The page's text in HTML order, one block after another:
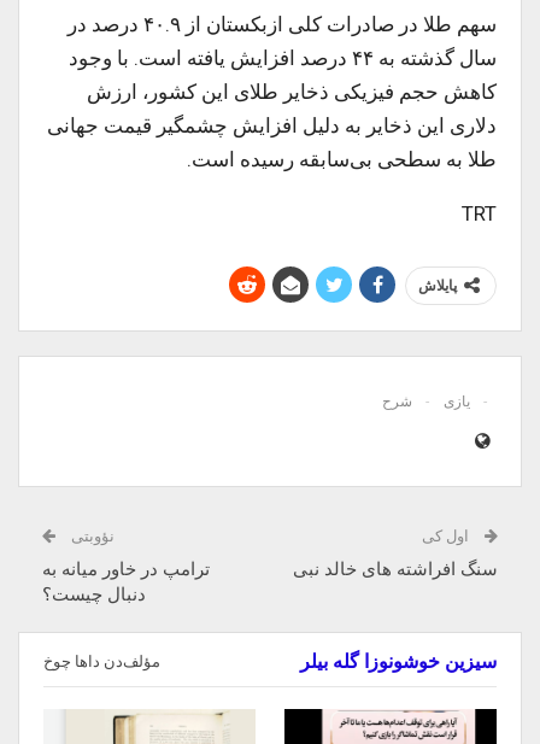
سهم طلا در صادرات کلی ازبکستان از ۴۰.۹ درصد در
سال گذشته به ۴۴ درصد افزایش یافته است. با وجود
کاهش حجم فیزیکی ذخایر طلای این کشور، ارزش
دلاری این ذخایر به دلیل افزایش چشمگیر قیمت جهانی
طلا به سطحی بی‌سابقه رسیده است.
TRT
پایلاش
یازی شرح
اول کی
سنگ افراشته های خالد نبی
نؤوبتی
ترامپ در خاور میانه به
دنبال چیست؟
سیزین خوشونوزا گله بیلر مؤلف‌دن داها چوخ